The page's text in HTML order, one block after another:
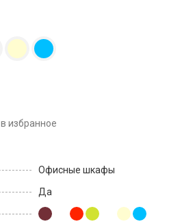
в избранное
Офисные шкафы
Да